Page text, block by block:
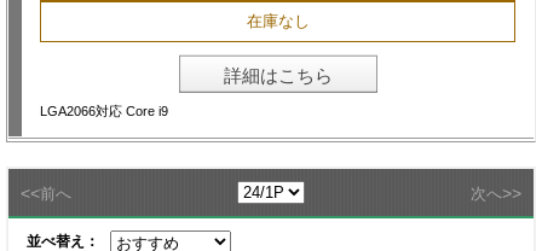
在庫なし
詳細はこちら
LGA2066対応 Core i9
<<前へ 次へ>>
並べ替え：